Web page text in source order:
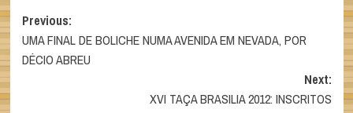
Post
navigation
Previous:
UMA FINAL DE BOLICHE NUMA AVENIDA EM NEVADA, POR
DÉCIO ABREU
Next:
XVI TAÇA BRASILIA 2012: INSCRITOS